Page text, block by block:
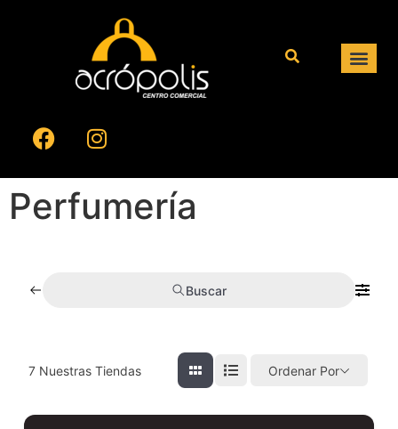
Perfumería
Buscar
7 Nuestras Tiendas Ordenar Por